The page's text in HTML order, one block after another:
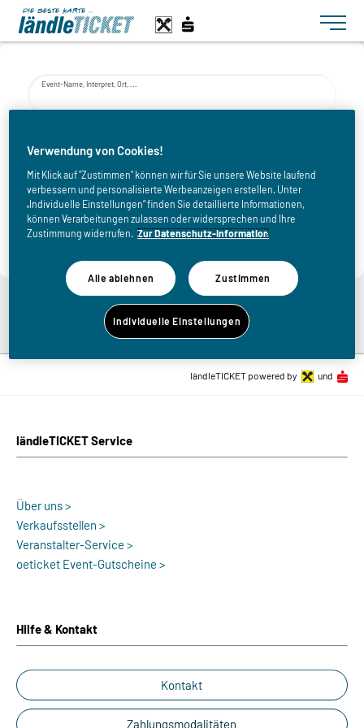
Toggle
Event-Name, Interpret, Ort, ...
bis
Zurück zur Eventliste
ländleTICKET Service
Über uns >
Verkaufsstellen >
Veranstalter-Service >
oeticket Event-Gutscheine >
Hilfe & Kontakt
Kontakt
Zahlungsmodalitäten
ländleTICKET powered by und
Verwendung von Cookies!
Mit Klick auf "Zustimmen" können wir für Sie unsere Website laufend
verbessern und personalisierte Werbeanzeigen erstellen. Unter
„Individuelle Einstellungen“ finden Sie detaillierte Informationen,
können Verarbeitungen zulassen oder widersprechen und Ihre
Zustimmung widerrufen. Zur Datenschutz-Information
Alle ablehnen Zustimmen
Individuelle Einstellungen